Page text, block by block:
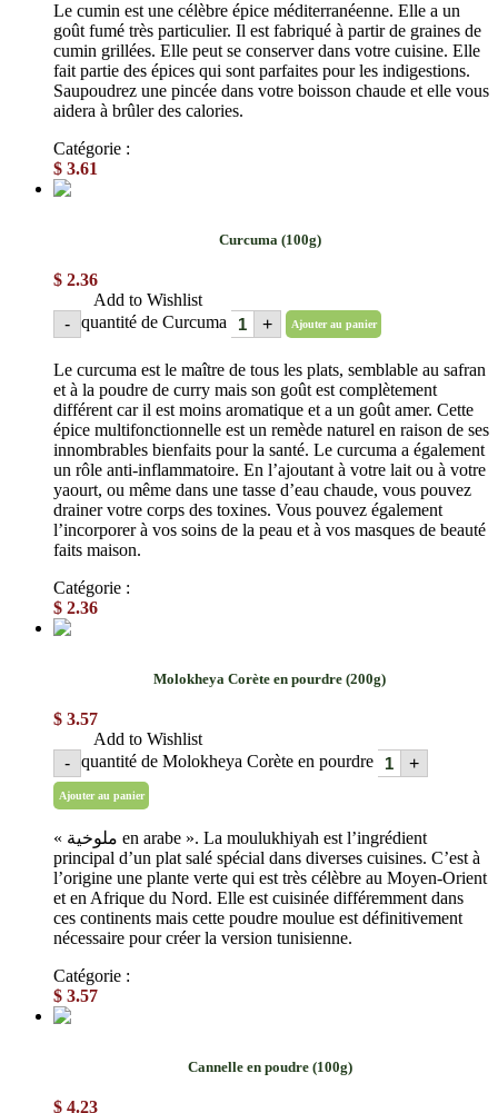
Le cumin est une célèbre épice méditerranéenne. Elle a un
goût fumé très particulier. Il est fabriqué à partir de graines de
cumin grillées. Elle peut se conserver dans votre cuisine. Elle
fait partie des épices qui sont parfaites pour les indigestions.
Saupoudrez une pincée dans votre boisson chaude et elle vous
aidera à brûler des calories.
Catégorie :
$ 3.61
Curcuma (100g)
$ 2.36
Add to Wishlist
- quantité de Curcuma + Ajouter au panier
Le curcuma est le maître de tous les plats, semblable au safran
et à la poudre de curry mais son goût est complètement
différent car il est moins aromatique et a un goût amer. Cette
épice multifonctionnelle est un remède naturel en raison de ses
innombrables bienfaits pour la santé. Le curcuma a également
un rôle anti-inflammatoire. En l’ajoutant à votre lait ou à votre
yaourt, ou même dans une tasse d’eau chaude, vous pouvez
drainer votre corps des toxines. Vous pouvez également
l’incorporer à vos soins de la peau et à vos masques de beauté
faits maison.
Catégorie :
$ 2.36
Molokheya Corète en pourdre (200g)
$ 3.57
Add to Wishlist
- quantité de Molokheya Corète en pourdre +
Ajouter au panier
« ملوخية en arabe ». La moulukhiyah est l’ingrédient
principal d’un plat salé spécial dans diverses cuisines. C’est à
l’origine une plante verte qui est très célèbre au Moyen-Orient
et en Afrique du Nord. Elle est cuisinée différemment dans
ces continents mais cette poudre moulue est définitivement
nécessaire pour créer la version tunisienne.
Catégorie :
$ 3.57
Cannelle en poudre (100g)
$ 4.23